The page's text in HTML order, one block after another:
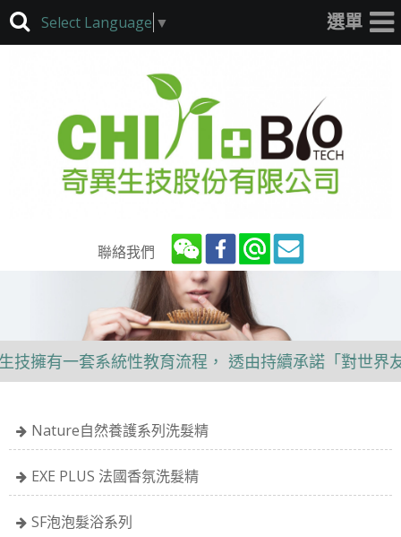
Select Language ▼
聯絡我們
有一套系統性教育流程， 透由持續承諾「對世界友好
Nature自然養護系列洗髮精
EXE PLUS 法國香氛洗髮精
SF泡泡髮浴系列